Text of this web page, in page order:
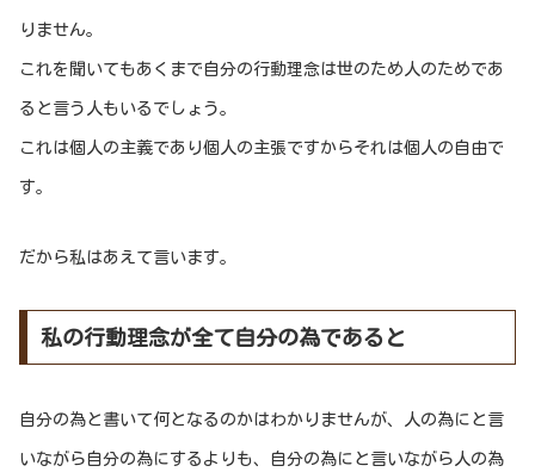
りません。
これを聞いてもあくまで自分の行動理念は世のため人のためであ
ると言う人もいるでしょう。
これは個人の主義であり個人の主張ですからそれは個人の自由で
す。
だから私はあえて言います。
私の行動理念が全て自分の為であると
自分の為と書いて何となるのかはわかりませんが、人の為にと言
いながら自分の為にするよりも、自分の為にと言いながら人の為